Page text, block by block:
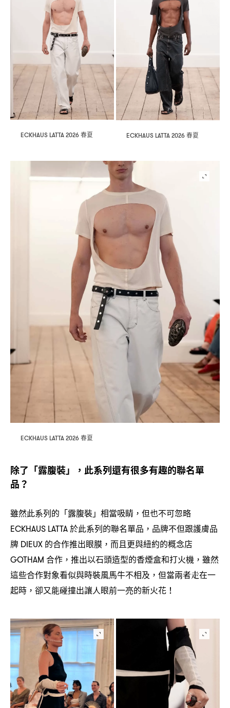
ECKHAUS LATTA 2026春夏 ECKHAUS LATTA 2026春夏
ECKHAUS LATTA 2026春夏
除了「露腹裝」 ， 此系列還有很多有趣的聯名單
品？
雖然此系列的「露腹裝」相當吸睛 ， 但也不可忽略
ECKHAUS LATTA於此系列的聯名單品 ， 品牌不但跟護膚品
牌 DIEUX 的合作推出眼膜 ， 而且更與紐約的概念店
GOTHAM 合作 ， 推出以石頭造型的香煙盒和打火機 ， 雖然
這些合作對象看似與時裝風馬牛不相及 ， 但當兩者走在一
起時 ， 卻又能碰撞出讓人眼前一亮的新火花 ！